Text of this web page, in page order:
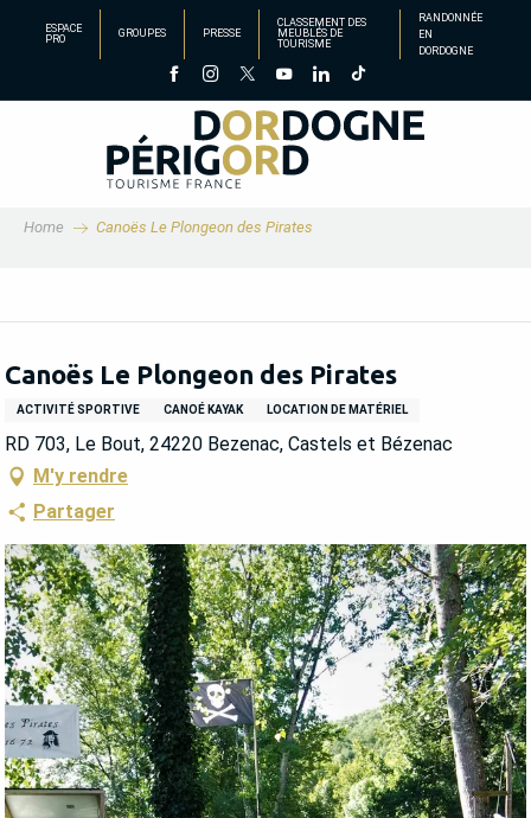
principal
ESPACE
PRO
GROUPES PRESSE
CLASSEMENT DES
MEUBLÉS DE
TOURISME
RANDONNÉE
EN
DORDOGNE
Home Canoës Le Plongeon des Pirates
Canoës Le Plongeon des Pirates
ACTIVITÉ SPORTIVE CANOÉ KAYAK LOCATION DE MATÉRIEL
RD 703, Le Bout, 24220 Bezenac, Castels et Bézenac
M'y rendre
Partager